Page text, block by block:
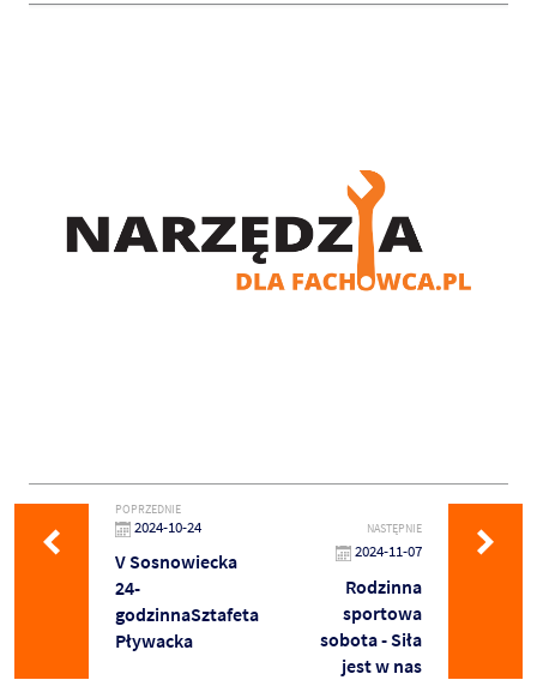
POPRZEDNIE
2024-10-24
V Sosnowiecka
24-
godzinnaSztafeta
Pływacka
NASTĘPNIE
2024-11-07
Rodzinna
sportowa
sobota - Siła
jest w nas